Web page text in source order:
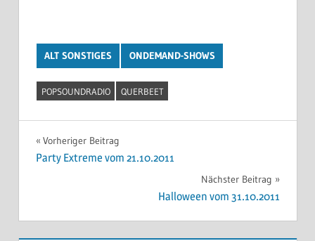
ALT SONSTIGES ONDEMAND-SHOWS
POPSOUNDRADIO QUERBEET
Beitragsnavigation
Vorheriger Beitrag
Party Extreme vom 21.10.2011
Nächster Beitrag
Halloween vom 31.10.2011